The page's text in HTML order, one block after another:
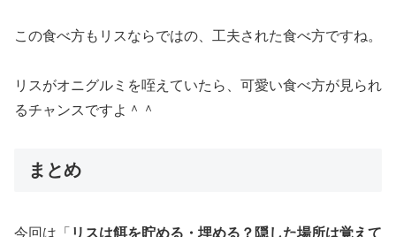
この食べ方もリスならではの、工夫された食べ方ですね。
リスがオニグルミを咥えていたら、可愛い食べ方が見られ
るチャンスですよ＾＾
まとめ
今回は「 リスは餌を貯める・埋める？隠した場所は覚えて